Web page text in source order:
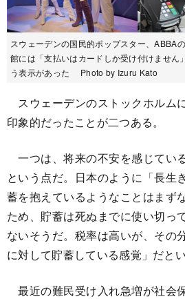
スウェーデンの国民的ポップスター、ABBA
館には「支払いはカードしか受け付けません
う表示があった Photo by Izuru Kato
スウェーデンのストックホルム
印象的だったことが二つある。
一つは、将来の不安を感じてい
という点だ。日本のように「長生
蓄を抱えているようなことはまず
ため、貯蓄は死ぬまでに使い切っ
ないそうだ。税率は高いが、その
に対して貯蓄している感覚」だとい
最近の難民受け入れ急増が社会